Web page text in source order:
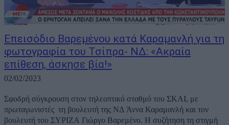
Επεισόδιο Βαρεμένου κατά Καραμανλή για τη
φωτογραφία του Τσίπρα- ΝΔ: «Ακραία
επίθεση, άσκησε βία!»
02/02/2023
Σφοδρή σύγκρουση στον τηλεοπτικό σταθμό του ΣΚΑΙ, με
πρωταγωνιστές τη βουλευτή της ΝΔ Άννα Καραμανλή και τον
βουλευτή του ΣΥΡΙΖΑ Γιώργο Βαρεμένο. Η συζήτηση τη στιγμή